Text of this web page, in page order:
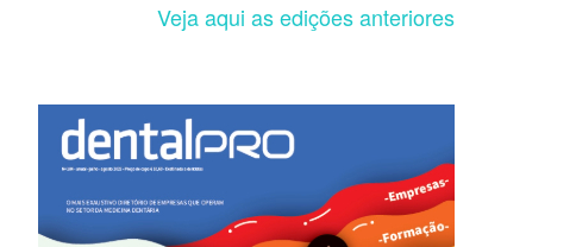
Veja aqui as edições anteriores